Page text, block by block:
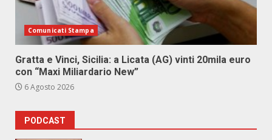
Comunicati Stampa
Gratta e Vinci, Sicilia: a Licata (AG) vinti 20mila euro
con “Maxi Miliardario New”
6 Agosto 2026
PODCAST